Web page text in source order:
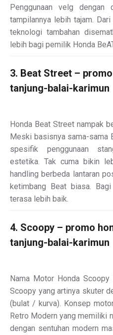
Penggunaan velg dengan
tampilannya lebih tajam.
teknologi tambahan
lebih bagi pemilik Honda
3. Beat Street –
tanjung-balai-karimun
Honda Beat Street nampak
Meski basisnya sama-sama
spesifik penggunaan
estetika. Tak cuma bikin
handling berbeda lantaran
ketimbang Beat biasa.
terasa lebih baik.
4. Scoopy – promo
tanjung-balai-karimun
Nama Motor Honda
Scoopy yang artinya skuter
(bulat / kurva). Konsep
Retro Modern yang memiliki
dengan sentuhan modern